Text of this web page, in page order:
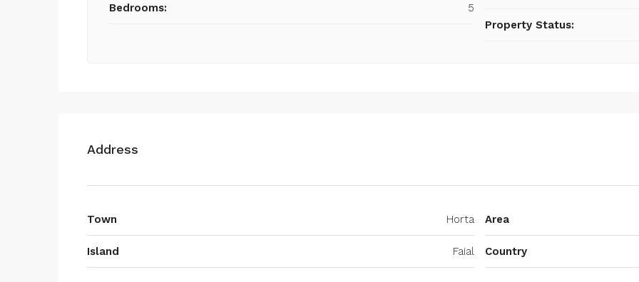
Bedrooms: 5
Property Status:
Address
Town Horta
Island Faial
Area
Country